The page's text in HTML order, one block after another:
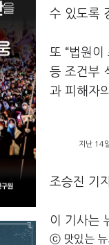
수 있도록
또 “법원
등 조건부
과 피해자
지난 14
조승진 기
이 기사는
ⓒ 맛있는 뉴